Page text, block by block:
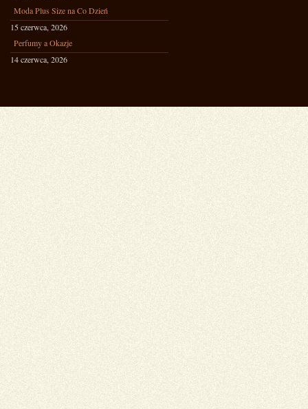
Moda Plus Size na Co Dzień
15 czerwca, 2026
Perfumy a Okazje
14 czerwca, 2026